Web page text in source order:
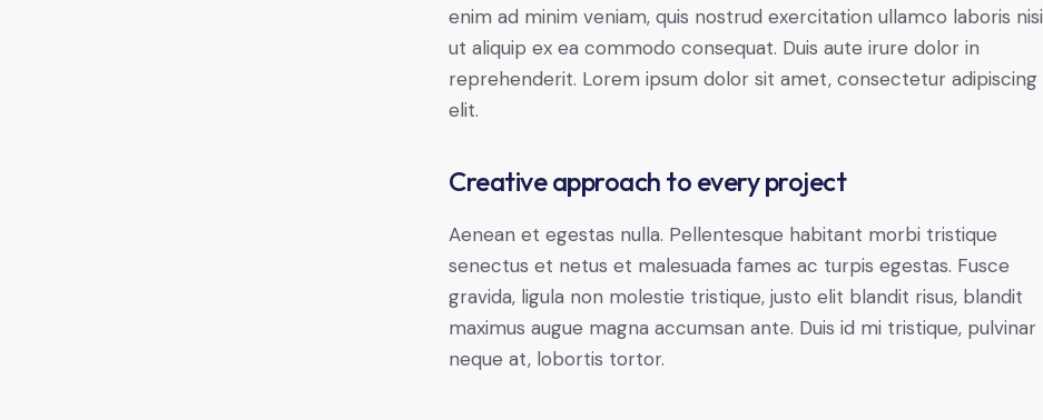
enim ad minim veniam, quis nostrud exercitation ullamco laboris nisi
ut aliquip ex ea commodo consequat. Duis aute irure dolor in
reprehenderit. Lorem ipsum dolor sit amet, consectetur adipiscing
elit.
Creative approach to every project
Aenean et egestas nulla. Pellentesque habitant morbi tristique
senectus et netus et malesuada fames ac turpis egestas. Fusce
gravida, ligula non molestie tristique, justo elit blandit risus, blandit
maximus augue magna accumsan ante. Duis id mi tristique, pulvinar
neque at, lobortis tortor.